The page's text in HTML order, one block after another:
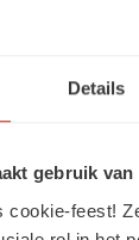
Details
gebruik van
cookie-feest!